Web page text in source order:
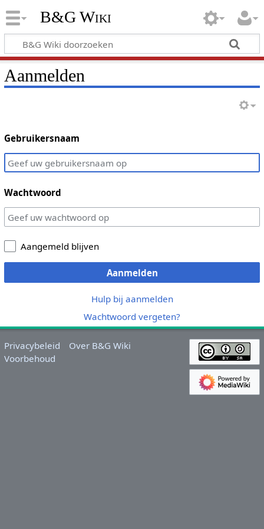
B&G Wiki
Aanmelden
Gebruikersnaam
Wachtwoord
Aangemeld blijven
Aanmelden
Hulp bij aanmelden
Wachtwoord vergeten?
Privacybeleid
Over B&G Wiki
Voorbehoud